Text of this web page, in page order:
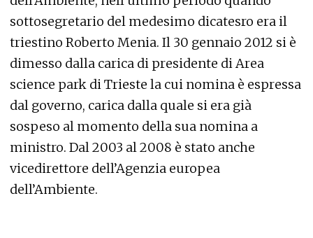
sottosegretario del medesimo dicatesro era il
triestino Roberto Menia. Il 30 gennaio 2012 si è
dimesso dalla carica di presidente di Area
science park di Trieste la cui nomina è espressa
dal governo, carica dalla quale si era già
sospeso al momento della sua nomina a
ministro. Dal 2003 al 2008 è stato anche
vicedirettore dell’Agenzia europea
dell’Ambiente.